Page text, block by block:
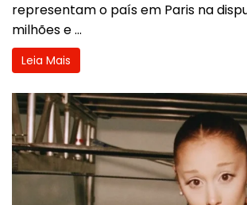
representam o país em Paris na
milhões e ...
Leia Mais